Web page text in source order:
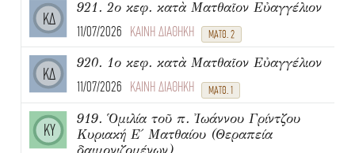
ΚΔ
921. 2ο κεφ. κατὰ Ματθαῖον Εὐαγγέλιον
11/07/2026 ΚΑΙΝΗ ΔΙΑΘΗΚΗ ΜΑΤΘ. 2
ΚΔ
920. 1ο κεφ. κατὰ Ματθαῖον Εὐαγγέλιον
11/07/2026 ΚΑΙΝΗ ΔΙΑΘΗΚΗ ΜΑΤΘ. 1
ΚΥ
919. Ὁμιλία τοῦ π. Ἰωάννου Γρίντζου
Κυριακή Ε΄ Ματθαίου (Θεραπεία